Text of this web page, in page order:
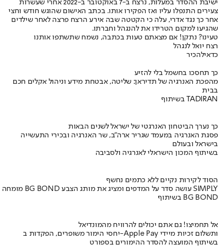
ישיבת ההסדר במעלות, נרצח ב-7 באוקטובר ב-2022 אחרי שעשרות
צעירים התנפלו עליו ואז הפקירו אותו. בכתב האישום שהוגש חודש וחצי
אחר כך נגד אדרי, עלה כי הקטטה שבה אירע הרצח פרצה לאחר שילדים
שהגיעו למקום הטרידו את להנגהל וחברתו.
טעינו? נתקן! אם מצאתם טעות בכתבה, נשמח שתשתפו אותנו
רצח יואל לנגהל
כדאילהכיר
כך תחסכו בחשמל בלי להזיע
מהפכת האנרגיה של תדיראן: שליטה, אבטחת מידע וניהול אקלים חכם
בבית
בשיתוף TADIRAN
כך נערך הביטחון האנרגטי של ישראל לשנים הבאות
פסגת האנרגיה במעמד שגריר ארה"ב, שר האנרגיה ובכירי התעשייה
בישראל ובעולם
בשיתוף המכון הישראלי לאנרגיה ולסביבה
הסוד לקירות נקיים ללא כתמים נחשף
מומחה BG BOND עושה סדר על המדפים ומציג את מותג הצבע SIMPLY
בשיתוף BG BOND
אל תחמיצו! גם אתם יכולים להרוויח מהמונדיאל
יחסי הימור משופרים, הפקדות ב-Apple Pay ותשלום זכיות מיידי
בשיתוף המועצה להסדר ההימורים בספורט